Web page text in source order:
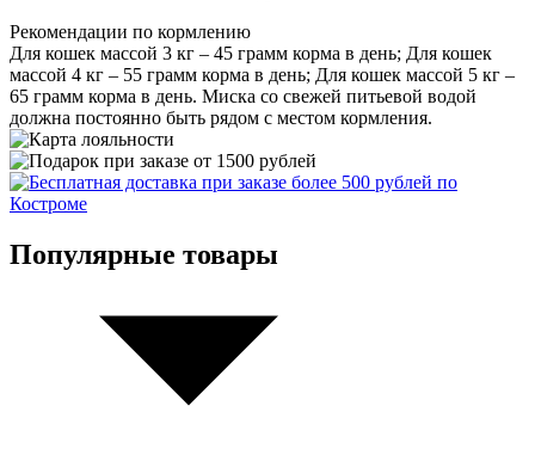
Рекомендации по кормлению
Для кошек массой 3 кг – 45 грамм корма в день; Для кошек
массой 4 кг – 55 грамм корма в день; Для кошек массой 5 кг –
65 грамм корма в день. Миска со свежей питьевой водой
должна постоянно быть рядом с местом кормления.
Популярные товары